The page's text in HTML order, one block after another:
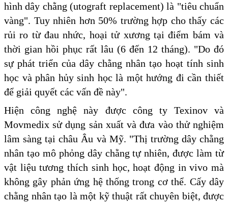
hình dây chằng (utograft replacement) là "tiêu chuẩn
vàng". Tuy nhiên hơn 50% trường hợp cho thấy các
rủi ro từ đau nhức, hoại tử xương tại điểm bám và
thời gian hồi phục rất lâu (6 đến 12 tháng). "Do đó
sự phát triển của dây chằng nhân tạo hoạt tính sinh
học và phân hủy sinh học là một hướng đi cần thiết
để giải quyết các vấn đề này".
Hiện công nghệ này được công ty Texinov và
Movmedix sử dụng sản xuất và đưa vào thử nghiệm
lâm sàng tại châu Âu và Mỹ. "Thị trường dây chằng
nhân tạo mô phỏng dây chằng tự nhiên, được làm từ
vật liệu tương thích sinh học, hoạt động in vivo mà
không gây phản ứng hệ thống trong cơ thể. Cấy dây
chằng nhân tạo là một kỹ thuật rất chuyên biệt, được